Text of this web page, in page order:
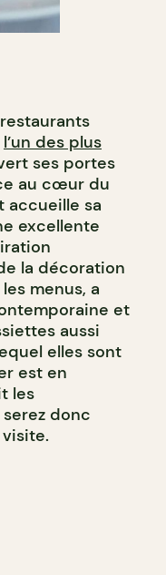
l’un des plus
ses portes
au cœur du
accueille sa
excellente
la décoration
menus, a
et
aussi
elles sont
est en
les
donc